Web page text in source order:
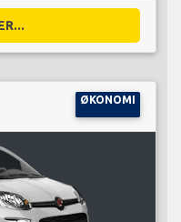
ØKONOMI